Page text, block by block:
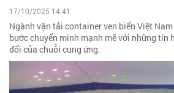
17/10/2025 14:41
Ngành vận tải container ven biển Việt
bước chuyển mình mạnh mẽ với những tín
đổi của chuỗi cung ứng.